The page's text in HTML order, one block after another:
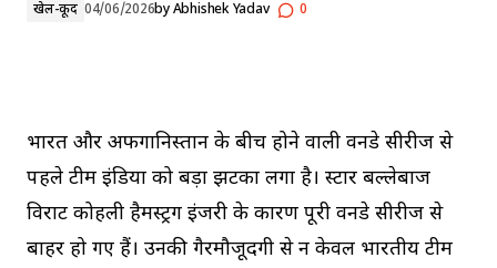
खेल-कूद 04/06/2026byAbhishek Yadav 0
भारत और अफगानिस्तान के बीच होने वाली वनडे सीरीज से
पहले टीम इंडिया को बड़ा झटका लगा है। स्टार बल्लेबाज
विराट कोहली हैमस्ट्रिंग इंजरी के कारण पूरी वनडे सीरीज से
बाहर हो गए हैं। उनकी गैरमौजूदगी से न केवल भारतीय टीम